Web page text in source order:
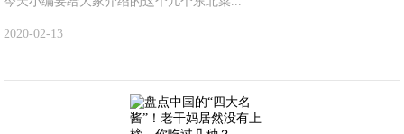
2020-02-13